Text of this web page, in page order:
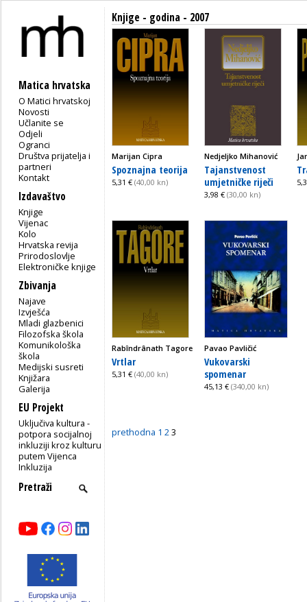
Matica hrvatska
O Matici hrvatskoj
Novosti
Učlanite se
Odjeli
Ogranci
Društva prijatelja i
partneri
Kontakt
Izdavaštvo
Knjige
Vijenac
Kolo
Hrvatska revija
Prirodoslovlje
Elektroničke knjige
Zbivanja
Najave
Izvješća
Mladi glazbenici
Filozofska škola
Komunikološka
škola
Medijski susreti
Knjižara
Galerija
EU Projekt
Uključiva kultura -
potpora socijalnoj
inkluziji kroz kulturu
putem Vijenca
Inkluzija
Knjige - godina - 2007
Marijan Cipra
Spoznajna teorija
5,31 € (40,00 kn)
Nedjeljko Mihanović
Tajanstvenost
umjetničke riječi
3,98 € (30,00 kn)
Rabîndrânath Tagore
Vrtlar
5,31 € (40,00 kn)
Pavao Pavličić
Vukovarski
spomenar
45,13 € (340,00 kn)
prethodna 1 23